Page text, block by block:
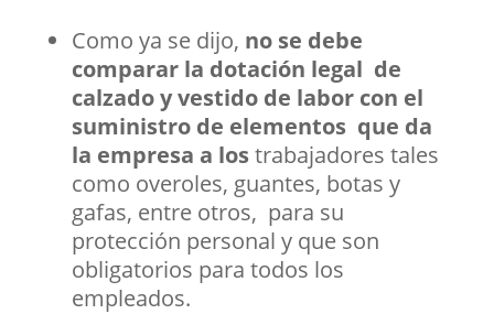
Como ya se dijo, no se debe
comparar la dotación legal de
calzado y vestido de labor con el
suministro de elementos que da
la empresa a lostrabajadores tales
como overoles, guantes, botas y
gafas, entre otros, para su
protección personal y que son
obligatorios para todos los
empleados.